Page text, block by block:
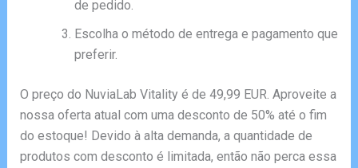
de pedido.
Escolha o método de entrega e pagamento que
preferir.
O preço do NuviaLab Vitality é de 49,99 EUR. Aproveite a
nossa oferta atual com uma desconto de 50% até o fim
do estoque! Devido à alta demanda, a quantidade de
produtos com desconto é limitada, então não perca essa